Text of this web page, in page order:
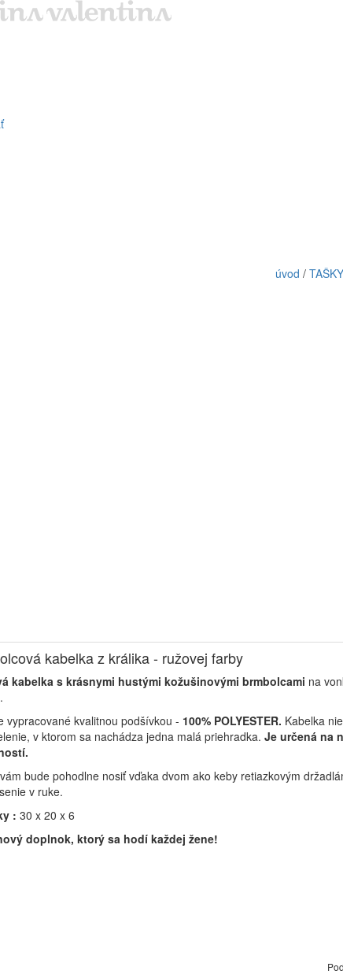
úvod /
kabelka z králika - ružovej farby
kabelka s krásnymi hustými kožušinovými brmbolcami na
vypracované kvalitnou podšívkou - 100% POLYESTER. Kabelka
v ktorom sa nachádza jedna malá priehradka. Je určená na
bude pohodlne nosiť vďaka dvom ako keby retiazkovým
v ruke.
: 30 x 20 x 6
doplnok, ktorý sa hodí každej žene!